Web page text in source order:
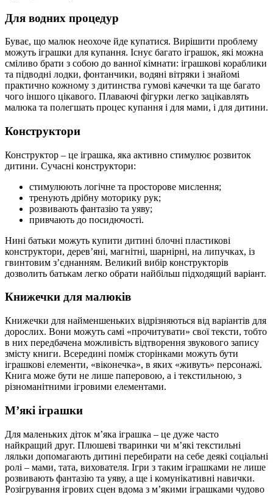
Для водних процедур
Буває, що малюк неохоче йде купатися. Вирішити проблему
можуть іграшки для купання. Існує багато іграшок, які можна
сміливо брати з собою до ванної кімнати: іграшкові кораблики
та підводні лодки, фонтанчики, водяні вітряки і знайомі
практично кожному з дитинства гумові качечки та ще багато
чого іншого цікавого. Плаваючі фігурки легко зацікавлять
малюка та полегшать процес купання і для мами, і для дитини.
Конструктори
Конструктор – це іграшка, яка активно стимулює розвиток
дитини. Сучасні конструктори:
стимулюють логічне та просторове мислення;
тренують дрібну моторику рук;
розвивають фантазію та уяву;
привчають до посидючості.
Нині батьки можуть купити дитині блочні пластикові
конструктори, дерев’яні, магнітні, шарнірні, на липучках, із
гвинтовим з’єднанням. Великий вибір конструкторів
дозволить батькам легко обрати найбільш підходящий варіант.
Книжечки для малюків
Книжечки для найменшеньких відрізняються від варіантів для
дорослих. Вони можуть самі «прочитувати» свої тексти, тобто
в них передбачена можливість відтворення звукового запису
змісту книги. Всередині поміж сторінками можуть бути
іграшкові елементи, «віконечка», в яких «живуть» персонажі.
Книга може бути не лише паперовою, а і текстильною, з
різноманітними ігровими елементами.
М’які іграшки
Для маленьких діток м’яка іграшка – це дуже часто
найкращий друг. Плюшеві тваринки чи м’які текстильні
ляльки допомагають дитині перебирати на себе деякі соціальні
ролі – мами, тата, вихователя. Ігри з таким іграшками не лише
розвивають фантазію та уяву, а ще і комунікативні навички.
Розігрування ігрових сцен вдома з м’якими іграшками чудово